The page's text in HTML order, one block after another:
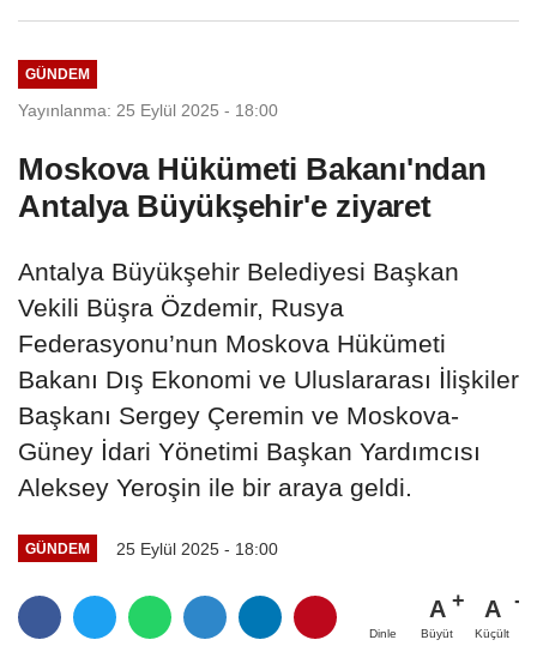
GÜNDEM
Yayınlanma: 25 Eylül 2025 - 18:00
Moskova Hükümeti Bakanı'ndan
Antalya Büyükşehir'e ziyaret
Antalya Büyükşehir Belediyesi Başkan
Vekili Büşra Özdemir, Rusya
Federasyonu’nun Moskova Hükümeti
Bakanı Dış Ekonomi ve Uluslararası İlişkiler
Başkanı Sergey Çeremin ve Moskova-
Güney İdari Yönetimi Başkan Yardımcısı
Aleksey Yeroşin ile bir araya geldi.
GÜNDEM 25 Eylül 2025 - 18:00
Dinle
A
Büyüt
A
Küçült